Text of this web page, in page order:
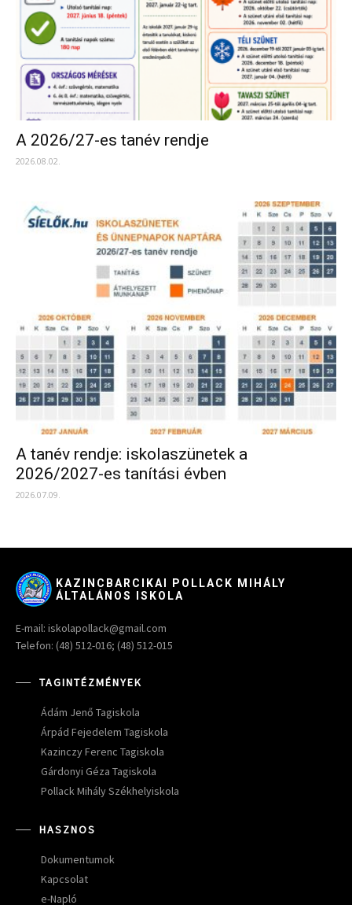
A 2026/27-es tanév rendje
2026.08.02.
A tanév rendje: iskolaszünetek a
2026/2027-es tanítási évben
2026.07.09.
KAZINCBARCIKAI POLLACK MIHÁLY
ÁLTALÁNOS ISKOLA
E-mail: iskolapollack@gmail.com
Telefon: (48) 512-016; (48) 512-015
TAGINTÉZMÉNYEK
Ádám Jenő Tagiskola
Árpád Fejedelem Tagiskola
Kazinczy Ferenc Tagiskola
Gárdonyi Géza Tagiskola
Pollack Mihály Székhelyiskola
HASZNOS
Dokumentumok
Kapcsolat
e-Napló